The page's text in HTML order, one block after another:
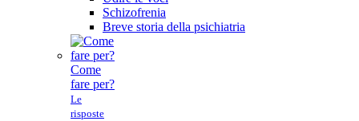
Schizofrenia
Breve storia della psichiatria
Come
fare per?
Le
risposte